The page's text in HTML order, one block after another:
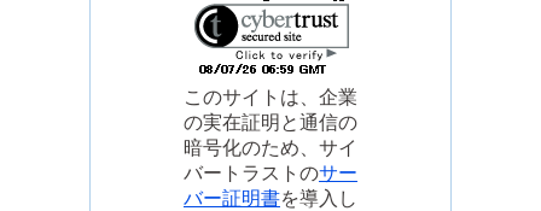
このサイトは、企業
の実在証明と通信の
暗号化のため、サイ
バートラストのサー
バー証明書を導入し